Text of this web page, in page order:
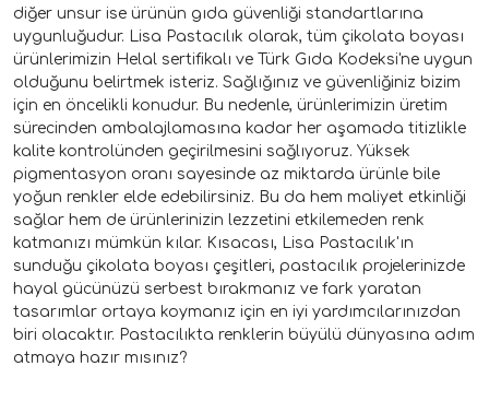
diğer unsur ise ürünün gıda güvenliği standartlarına
uygunluğudur. Lisa Pastacılık olarak, tüm çikolata boyası
ürünlerimizin Helal sertifikalı ve Türk Gıda Kodeksi'ne uygun
olduğunu belirtmek isteriz. Sağlığınız ve güvenliğiniz bizim
için en öncelikli konudur. Bu nedenle, ürünlerimizin üretim
sürecinden ambalajlamasına kadar her aşamada titizlikle
kalite kontrolünden geçirilmesini sağlıyoruz. Yüksek
pigmentasyon oranı sayesinde az miktarda ürünle bile
yoğun renkler elde edebilirsiniz. Bu da hem maliyet etkinliği
sağlar hem de ürünlerinizin lezzetini etkilemeden renk
katmanızı mümkün kılar. Kısacası, Lisa Pastacılık'ın
sunduğu çikolata boyası çeşitleri, pastacılık projelerinizde
hayal gücünüzü serbest bırakmanız ve fark yaratan
tasarımlar ortaya koymanız için en iyi yardımcılarınızdan
biri olacaktır. Pastacılıkta renklerin büyülü dünyasına adım
atmaya hazır mısınız?